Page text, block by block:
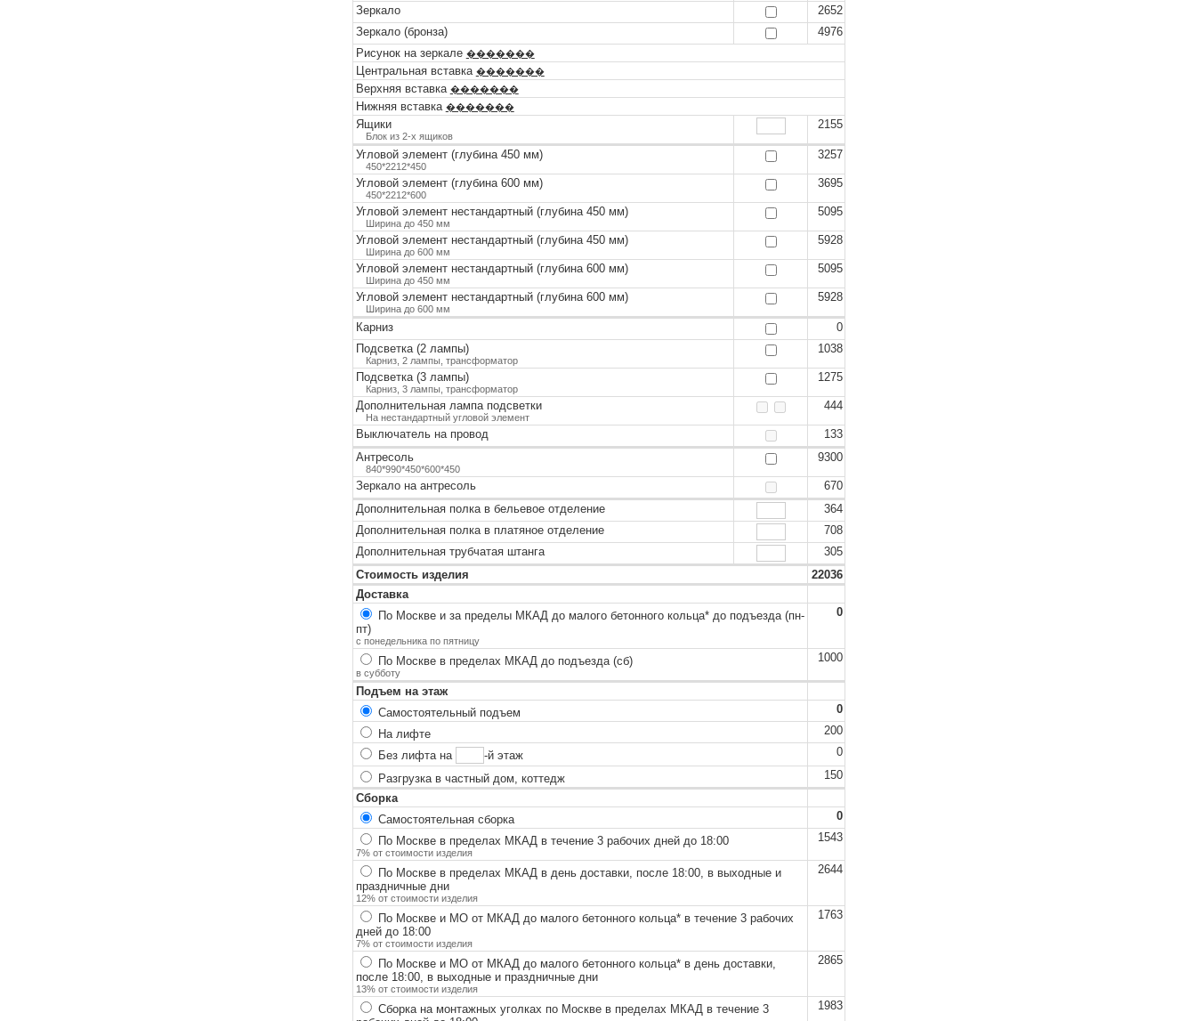
Зеркало
2652
Зеркало (бронза)
4976
Рисунок на зеркале �������
Центральная вставка �������
Верхняя вставка �������
Нижняя вставка �������
Ящики
Блок из 2-х ящиков
2155
Угловой элемент (глубина 450 мм)
450*2212*450
3257
Угловой элемент (глубина 600 мм)
450*2212*600
3695
Угловой элемент нестандартный (глубина 450 мм)
Ширина до 450 мм
5095
Угловой элемент нестандартный (глубина 450 мм)
Ширина до 600 мм
5928
Угловой элемент нестандартный (глубина 600 мм)
Ширина до 450 мм
5095
Угловой элемент нестандартный (глубина 600 мм)
Ширина до 600 мм
5928
Карниз
0
Подсветка (2 лампы)
Карниз, 2 лампы, трансформатор
1038
Подсветка (3 лампы)
Карниз, 3 лампы, трансформатор
1275
Дополнительная лампа подсветки
На нестандартный угловой элемент
444
Выключатель на провод
133
Антресоль
840*990*450*600*450
9300
Зеркало на антресоль
670
Дополнительная полка в бельевое отделение
364
Дополнительная полка в платяное отделение
708
Дополнительная трубчатая штанга
305
Стоимость изделия
22036
Доставка
По Москве и за пределы МКАД до малого бетонного кольца*до подъезда (пн-
пт)
с понедельника по пятницу
0
По Москве в пределах МКАД до подъезда (сб)
в субботу
1000
Подъем на этаж
Самостоятельный подъем
0
На лифте
200
Без лифта на
-й этаж
0
Разгрузка в частный дом, коттедж
150
Сборка
Самостоятельная сборка
0
По Москве в пределах МКАД в течение 3 рабочих дней до 18:00
7% от стоимости изделия
1543
По Москве в пределах МКАД в день доставки, после 18:00, в выходные и
праздничные дни
12% от стоимости изделия
2644
По Москве и МО от МКАД до малого бетонного кольца*в течение 3 рабочих
дней до 18:00
7% от стоимости изделия
1763
По Москве и МО от МКАД до малого бетонного кольца*в день доставки,
после 18:00, в выходные и праздничные дни
13% от стоимости изделия
2865
Сборка на монтажных уголках по Москве в пределах МКАД в течение 3
1983